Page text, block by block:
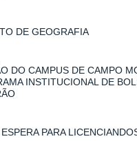
DE GEOGRAFIA
DO CAMPUS DE CAMPO
INSTITUCIONAL DE
PARA